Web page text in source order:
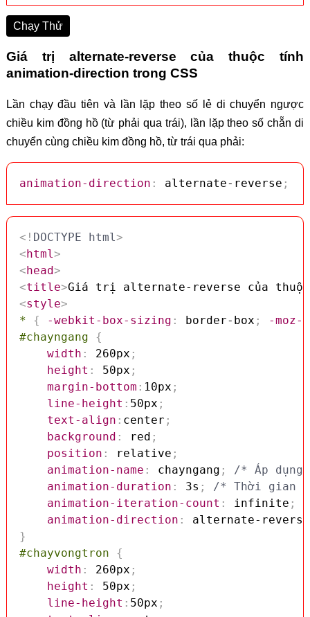
Chạy Thử
Giá trị alternate-reverse của thuộc tính
animation-direction trong CSS
Lần chạy đầu tiên và lần lặp theo số lẻ di chuyển ngược
chiều kim đồng hồ (từ phải qua trái), lần lặp theo số chẵn di
chuyển cùng chiều kim đồng hồ, từ trái qua phải:
animation-direction : alternate-reverse ;
<! DOCTYPE html>
<html>
<head>
<title>Giá trị alternate-reverse của
<style>
*
{ -webkit-box-sizing : border-box ;
-moz-
#chayngang
{
width : 260px ;
height : 50px ;
margin-bottom : 10px ;
line-height : 50px ;
text-align : center ;
background : red ;
position : relative ;
animation-name : chayngang ;
/* Áp dụng
animation-duration : 3s ;
/* Thời gian
animation-iteration-count : infinite ;
animation-direction : alternate-reverse
}
#chayvongtron
{
width : 260px ;
height : 50px ;
line-height : 50px ;